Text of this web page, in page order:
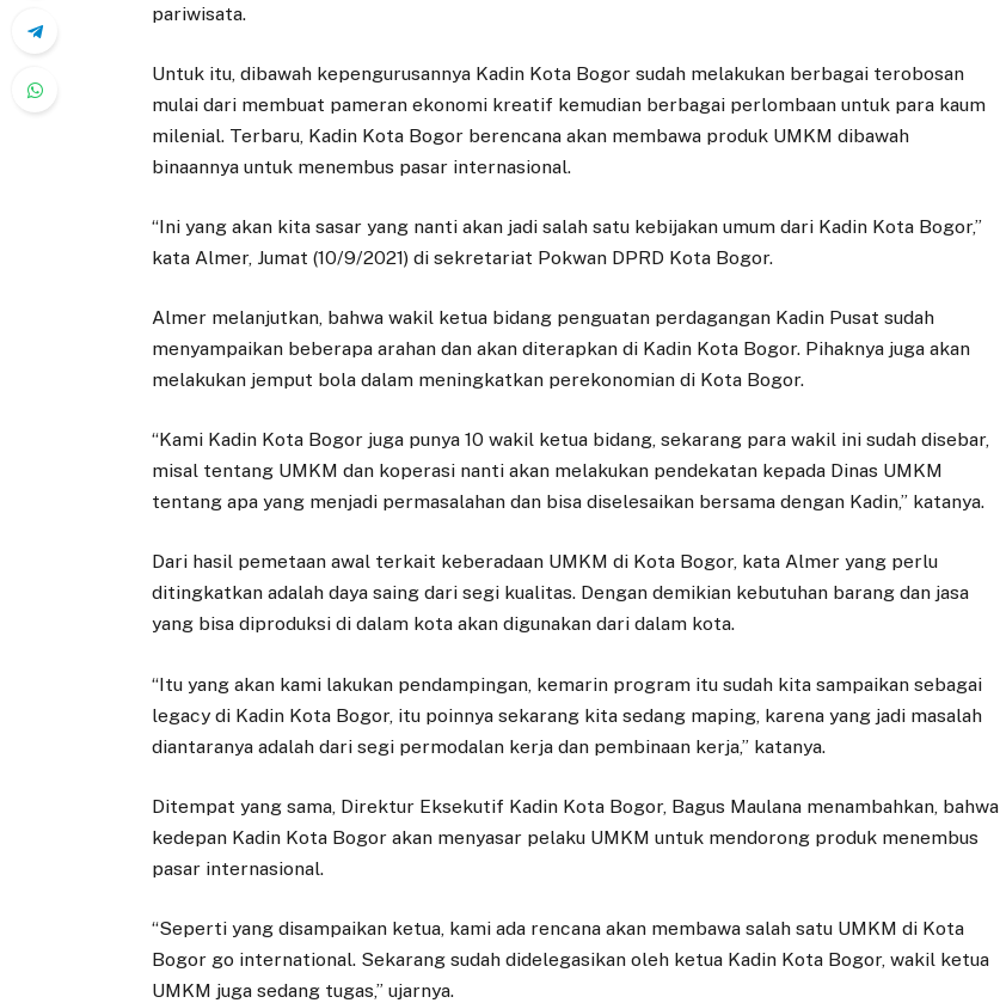
pariwisata.
Untuk itu, dibawah kepengurusannya Kadin Kota Bogor sudah melakukan berbagai terobosan
mulai dari membuat pameran ekonomi kreatif kemudian berbagai perlombaan untuk para kaum
milenial. Terbaru, Kadin Kota Bogor berencana akan membawa produk UMKM dibawah
binaannya untuk menembus pasar internasional.
“Ini yang akan kita sasar yang nanti akan jadi salah satu kebijakan umum dari Kadin Kota Bogor,”
kata Almer, Jumat (10/9/2021) di sekretariat Pokwan DPRD Kota Bogor.
Almer melanjutkan, bahwa wakil ketua bidang penguatan perdagangan Kadin Pusat sudah
menyampaikan beberapa arahan dan akan diterapkan di Kadin Kota Bogor. Pihaknya juga akan
melakukan jemput bola dalam meningkatkan perekonomian di Kota Bogor.
“Kami Kadin Kota Bogor juga punya 10 wakil ketua bidang, sekarang para wakil ini sudah disebar,
misal tentang UMKM dan koperasi nanti akan melakukan pendekatan kepada Dinas UMKM
tentang apa yang menjadi permasalahan dan bisa diselesaikan bersama dengan Kadin,” katanya.
Dari hasil pemetaan awal terkait keberadaan UMKM di Kota Bogor, kata Almer yang perlu
ditingkatkan adalah daya saing dari segi kualitas. Dengan demikian kebutuhan barang dan jasa
yang bisa diproduksi di dalam kota akan digunakan dari dalam kota.
“Itu yang akan kami lakukan pendampingan, kemarin program itu sudah kita sampaikan sebagai
legacy di Kadin Kota Bogor, itu poinnya sekarang kita sedang maping, karena yang jadi masalah
diantaranya adalah dari segi permodalan kerja dan pembinaan kerja,” katanya.
Ditempat yang sama, Direktur Eksekutif Kadin Kota Bogor, Bagus Maulana menambahkan, bahwa
kedepan Kadin Kota Bogor akan menyasar pelaku UMKM untuk mendorong produk menembus
pasar internasional.
“Seperti yang disampaikan ketua, kami ada rencana akan membawa salah satu UMKM di Kota
Bogor go international. Sekarang sudah didelegasikan oleh ketua Kadin Kota Bogor, wakil ketua
UMKM juga sedang tugas,” ujarnya.